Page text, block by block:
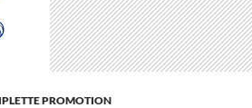
PROMOTION